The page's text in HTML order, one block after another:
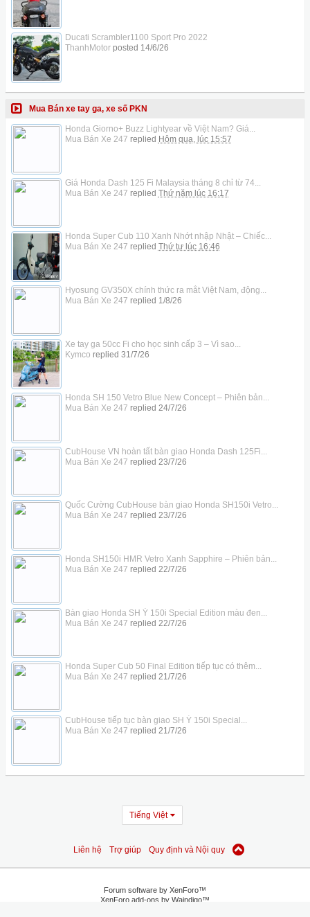
Ducati Scrambler1100 Sport Pro 2022
ThanhMotorposted 14/6/26
Mua Bán xe tay ga, xe số PKN
Honda Giorno+ Buzz Lightyear về Việt Nam? Giá...
Mua Bán Xe 247 replied Hôm qua, lúc 15:57
Giá Honda Dash 125 Fi Malaysia tháng 8 chỉ từ 74...
Mua Bán Xe 247 replied Thứ năm lúc 16:17
Honda Super Cub 110 Xanh Nhớt nhập Nhật – Chiếc...
Mua Bán Xe 247 replied Thứ tư lúc 16:46
Hyosung GV350X chính thức ra mắt Việt Nam, động...
Mua Bán Xe 247 replied 1/8/26
Xe tay ga 50cc Fi cho học sinh cấp 3 – Vì sao...
Kymco replied 31/7/26
Honda SH 150 Vetro Blue New Concept – Phiên bản...
Mua Bán Xe 247 replied 24/7/26
CubHouse VN hoàn tất bàn giao Honda Dash 125Fi...
Mua Bán Xe 247 replied 23/7/26
Quốc Cường CubHouse bàn giao Honda SH150i Vetro...
Mua Bán Xe 247 replied 23/7/26
Honda SH150i HMR Vetro Xanh Sapphire – Phiên bản...
Mua Bán Xe 247 replied 22/7/26
Bàn giao Honda SH Ý 150i Special Edition màu đen...
Mua Bán Xe 247 replied 22/7/26
Honda Super Cub 50 Final Edition tiếp tục có thêm...
Mua Bán Xe 247 replied 21/7/26
CubHouse tiếp tục bàn giao SH Ý 150i Special...
Mua Bán Xe 247 replied 21/7/26
Tiếng Việt
Liên hệ Trợ giúp Quy định và Nội quy
Forum software by XenForo™
XenForo add-ons by Waindigo™